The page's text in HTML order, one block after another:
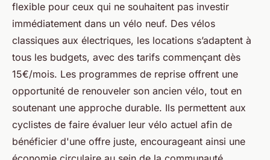
flexible pour ceux qui ne souhaitent pas investir
immédiatement dans un vélo neuf. Des vélos
classiques aux électriques, les locations s’adaptent à
tous les budgets, avec des tarifs commençant dès
15€/mois. Les programmes de reprise offrent une
opportunité de renouveler son ancien vélo, tout en
soutenant une approche durable. Ils permettent aux
cyclistes de faire évaluer leur vélo actuel afin de
bénéficier d'une offre juste, encourageant ainsi une